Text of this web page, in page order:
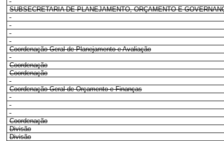
SUBSECRETARIA DE PLANEJAMENTO, ORÇAMENTO E
Coordenação-Geral de Planejamento e Avaliação
Coordenação
Coordenação
Coordenação-Geral de Orçamento e Finanças
Coordenação
Divisão
Divisão